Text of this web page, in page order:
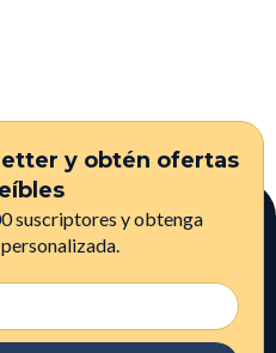
y obtén ofertas
suscriptores y obtenga